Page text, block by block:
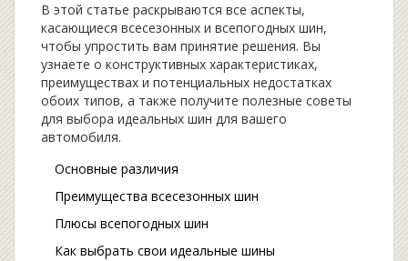
В этой статье раскрываются все аспекты,
касающиеся всесезонных и всепогодных шин,
чтобы упростить вам принятие решения. Вы
узнаете о конструктивных характеристиках,
преимуществах и потенциальных недостатках
обоих типов, а также получите полезные советы
для выбора идеальных шин для вашего
автомобиля.
Основные различия
Преимущества всесезонных шин
Плюсы всепогодных шин
Как выбрать свои идеальные шины